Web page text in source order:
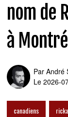
nom de
à
Par André
Le 2026-
canadiens